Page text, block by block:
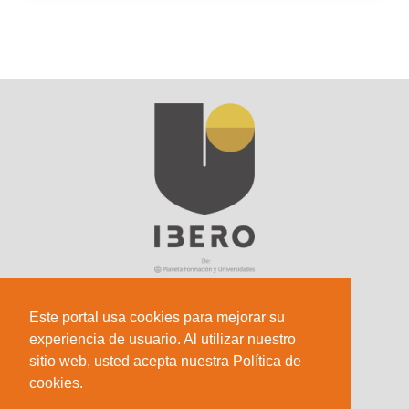
Este portal usa cookies para mejorar su
experiencia de usuario. Al utilizar nuestro
sitio web, usted acepta nuestra Política de
cookies.
Sede Principal
Calle 67 #5-27; Bogotá, Colombia.